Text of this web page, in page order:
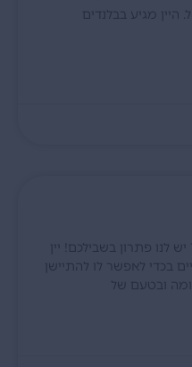
היין מגיע בבלנדים
לנו פתרון בשבילכם! יין
בכדי לאפשר לו להתיישן
ובטעם של